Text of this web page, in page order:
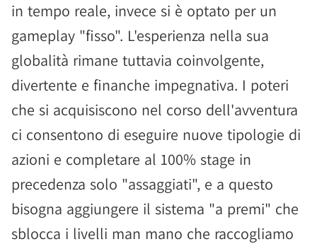
in tempo reale, invece si è optato per un
gameplay "fisso". L'esperienza nella sua
globalità rimane tuttavia coinvolgente,
divertente e finanche impegnativa. I poteri
che si acquisiscono nel corso dell'avventura
ci consentono di eseguire nuove tipologie di
azioni e completare al 100% stage in
precedenza solo "assaggiati", e a questo
bisogna aggiungere il sistema "a premi" che
sblocca i livelli man mano che raccogliamo